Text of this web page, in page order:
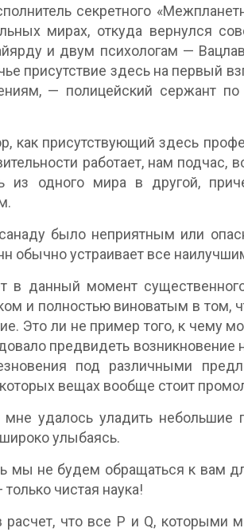
секретного
мирах, откуда вернулся
и двум психологам —
присутствие здесь на первый
— полицейский сержант по
как присутствующий здесь
работает, нам подчас,
из одного мира в другой,
было неприятным или
обычно устраивает все
в данный момент
и полностью виноватым в том,
Это ли не пример того, к чему
предвидеть возникновение
под различными
вещах вообще стоит
удалось уладить небольшие
улыбаясь.
не будем обращаться к вам
чистая наука!
что все P и Q, которыми